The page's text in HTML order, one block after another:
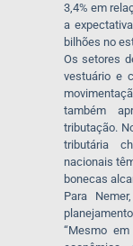
3,4% em
a
bilhões no
Os setores
vestuário e
também
tributação.
tributária
nacionais
bonecas
Para
“Mesmo